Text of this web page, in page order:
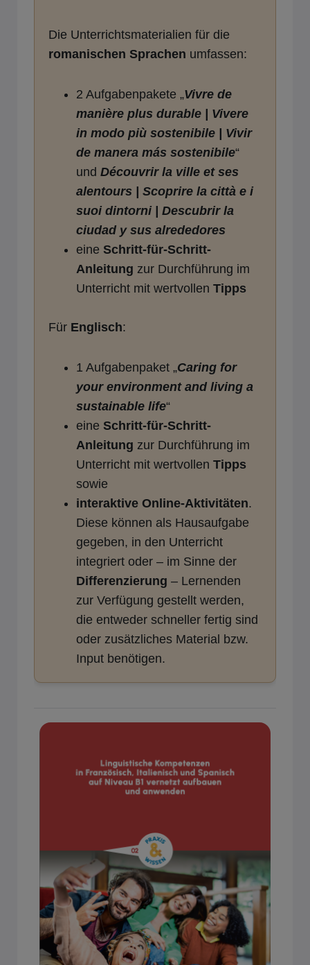
Die Unterrichtsmaterialien für die
romanischen Sprachen umfassen:
2 Aufgabenpakete „Vivre de
manière plus durable | Vivere
in modo più sostenibile | Vivir
de manera más sostenibile“
undDécouvrir la ville et ses
alentours | Scoprire la città e i
suoi dintorni | Descubrir la
ciudad y sus alrededores
eineSchritt-für-Schritt-
Anleitungzur Durchführung im
Unterricht mit wertvollenTipps
Für Englisch:
1 Aufgabenpaket „Caring for
your environment and living a
sustainable life“
eineSchritt-für-Schritt-
Anleitung zur Durchführung im
Unterricht mit wertvollenTipps
sowie
interaktive Online-Aktivitäten.
Diese können als Hausaufgabe
gegeben, in den Unterricht
integriert oder – im Sinne der
Differenzierung – Lernenden
zur Verfügung gestellt werden,
die entweder schneller fertig sind
oder zusätzliches Material bzw.
Input benötigen.